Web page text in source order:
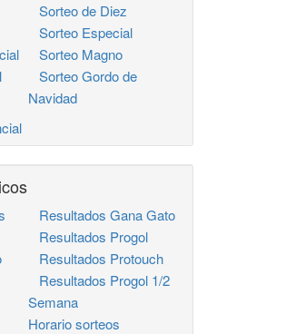
Sorteo de Diez
Sorteo Especial
Sorteo Magno
Sorteo Gordo de
Navidad
Resultados Gana Gato
Resultados Progol
Resultados Protouch
Resultados Progol 1/2
Semana
Horario sorteos